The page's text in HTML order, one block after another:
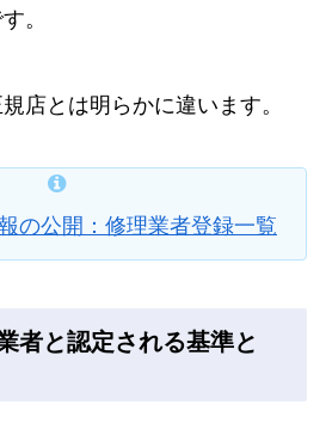
。
店とは明らかに違います。
の公開：修理業者登録一覧
者と認定される基準と